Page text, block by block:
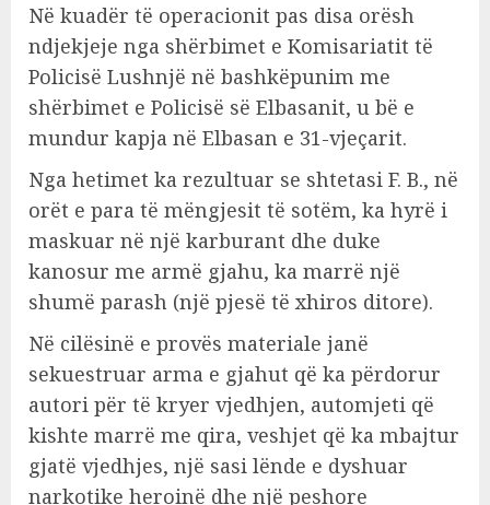
Në kuadër të operacionit pas disa orësh
ndjekjeje nga shërbimet e Komisariatit të
Policisë Lushnjë në bashkëpunim me
shërbimet e Policisë së Elbasanit, u bë e
mundur kapja në Elbasan e 31-vjeçarit.
Nga hetimet ka rezultuar se shtetasi F. B., në
orët e para të mëngjesit të sotëm, ka hyrë i
maskuar në një karburant dhe duke
kanosur me armë gjahu, ka marrë një
shumë parash (një pjesë të xhiros ditore).
Në cilësinë e provës materiale janë
sekuestruar arma e gjahut që ka përdorur
autori për të kryer vjedhjen, automjeti që
kishte marrë me qira, veshjet që ka mbajtur
gjatë vjedhjes, një sasi lënde e dyshuar
narkotike heroinë dhe një peshore